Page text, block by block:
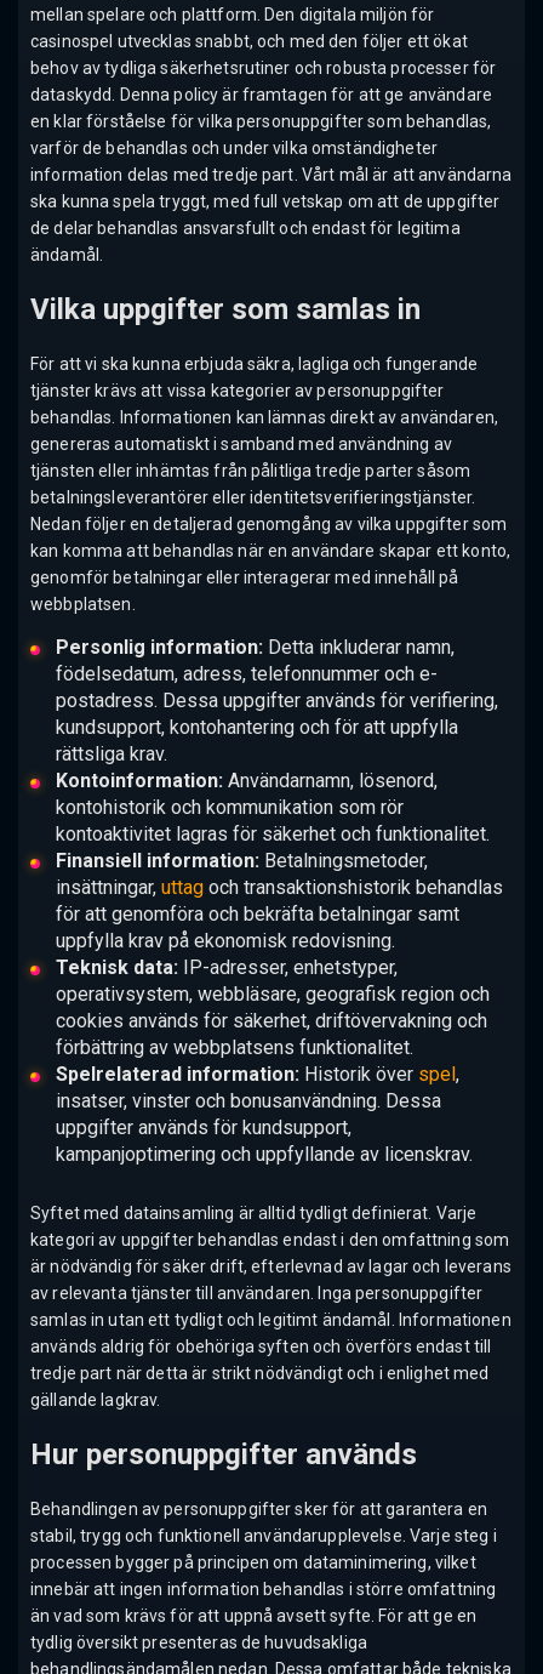
mellan spelare och plattform. Den digitala miljön för
casinospel utvecklas snabbt, och med den följer ett ökat
behov av tydliga säkerhetsrutiner och robusta processer för
dataskydd. Denna policy är framtagen för att ge användare
en klar förståelse för vilka personuppgifter som behandlas,
varför de behandlas och under vilka omständigheter
information delas med tredje part. Vårt mål är att användarna
ska kunna spela tryggt, med full vetskap om att de uppgifter
de delar behandlas ansvarsfullt och endast för legitima
ändamål.
Vilka uppgifter som samlas in
För att vi ska kunna erbjuda säkra, lagliga och fungerande
tjänster krävs att vissa kategorier av personuppgifter
behandlas. Informationen kan lämnas direkt av användaren,
genereras automatiskt i samband med användning av
tjänsten eller inhämtas från pålitliga tredje parter såsom
betalningsleverantörer eller identitetsverifieringstjänster.
Nedan följer en detaljerad genomgång av vilka uppgifter som
kan komma att behandlas när en användare skapar ett konto,
genomför betalningar eller interagerar med innehåll på
webbplatsen.
Personlig information:Detta inkluderar namn,
födelsedatum, adress, telefonnummer och e-
postadress. Dessa uppgifter används för verifiering,
kundsupport, kontohantering och för att uppfylla
rättsliga krav.
Kontoinformation:Användarnamn, lösenord,
kontohistorik och kommunikation som rör
kontoaktivitet lagras för säkerhet och funktionalitet.
Finansiell information:Betalningsmetoder,
insättningar, uttagoch transaktionshistorik behandlas
för att genomföra och bekräfta betalningar samt
uppfylla krav på ekonomisk redovisning.
Teknisk data:IP-adresser, enhetstyper,
operativsystem, webbläsare, geografisk region och
cookies används för säkerhet, driftövervakning och
förbättring av webbplatsens funktionalitet.
Spelrelaterad information:Historik över spel,
insatser, vinster och bonusanvändning. Dessa
uppgifter används för kundsupport,
kampanjoptimering och uppfyllande av licenskrav.
Syftet med datainsamling är alltid tydligt definierat. Varje
kategori av uppgifter behandlas endast i den omfattning som
är nödvändig för säker drift, efterlevnad av lagar och leverans
av relevanta tjänster till användaren. Inga personuppgifter
samlas in utan ett tydligt och legitimt ändamål. Informationen
används aldrig för obehöriga syften och överförs endast till
tredje part när detta är strikt nödvändigt och i enlighet med
gällande lagkrav.
Hur personuppgifter används
Behandlingen av personuppgifter sker för att garantera en
stabil, trygg och funktionell användarupplevelse. Varje steg i
processen bygger på principen om dataminimering, vilket
innebär att ingen information behandlas i större omfattning
än vad som krävs för att uppnå avsett syfte. För att ge en
tydlig översikt presenteras de huvudsakliga
behandlingsändamålen nedan. Dessa omfattar både tekniska